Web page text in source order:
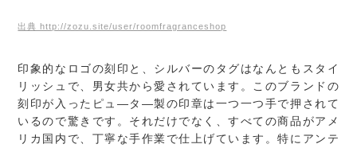
出典 http://zozu.site/user/roomfragranceshop
印象的なロゴの刻印と、シルバーのタグはなんともスタイ
リッシュで、男女共から愛されています。このブランドの
刻印が入ったピュ―タ―製の印章は一つ一つ手で押されて
いるので驚きです。それだけでなく、すべての商品がアメ
リカ国内で、丁寧な手作業で仕上げています。特にアンテ